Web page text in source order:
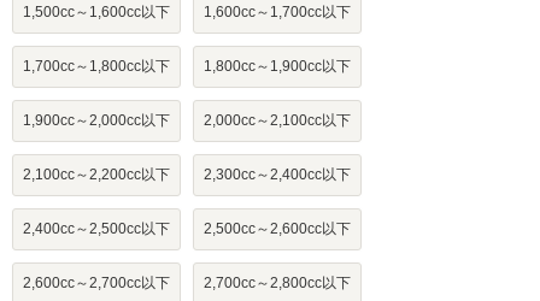
1,500cc～1,600cc以下 1,600cc～1,700cc以下
1,700cc～1,800cc以下 1,800cc～1,900cc以下
1,900cc～2,000cc以下 2,000cc～2,100cc以下
2,100cc～2,200cc以下 2,300cc～2,400cc以下
2,400cc～2,500cc以下 2,500cc～2,600cc以下
2,600cc～2,700cc以下 2,700cc～2,800cc以下